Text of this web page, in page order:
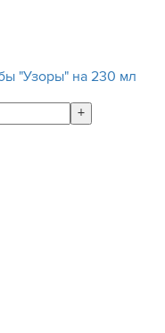
"Узоры" на 230 мл
+